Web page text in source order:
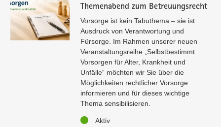
Themenabend zum Betreuungsrecht
Vorsorge ist kein Tabuthema – sie ist
Ausdruck von Verantwortung und
Fürsorge. Im Rahmen unserer neuen
Veranstaltungsreihe „Selbstbestimmt
Vorsorgen für Alter, Krankheit und
Unfälle“ möchten wir Sie über die
Möglichkeiten rechtlicher Vorsorge
informieren und für dieses wichtige
Thema sensibilisieren.
StatusAktiv